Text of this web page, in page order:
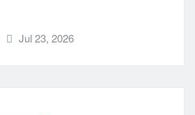
Jul 23, 2026